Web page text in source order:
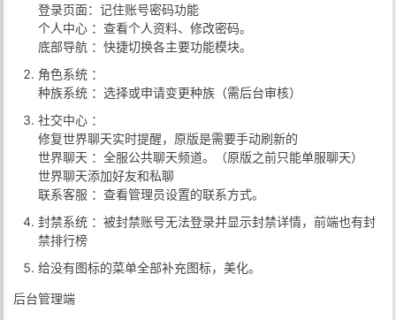
登录页面：记住账号密码功能
个人中心 ：查看个人资料、修改密码。
底部导航 ：快捷切换各主要功能模块。
角色系统 ：
种族系统 ：选择或申请变更种族（需后台审核）
社交中心 ：
修复世界聊天实时提醒，原版是需要手动刷新的
世界聊天 ：全服公共聊天频道。（原版之前只能单服聊天）
世界聊天添加好友和私聊
联系客服 ：查看管理员设置的联系方式。
封禁系统 ：被封禁账号无法登录并显示封禁详情，前端也有封
禁排行榜
给没有图标的菜单全部补充图标，美化。
后台管理端